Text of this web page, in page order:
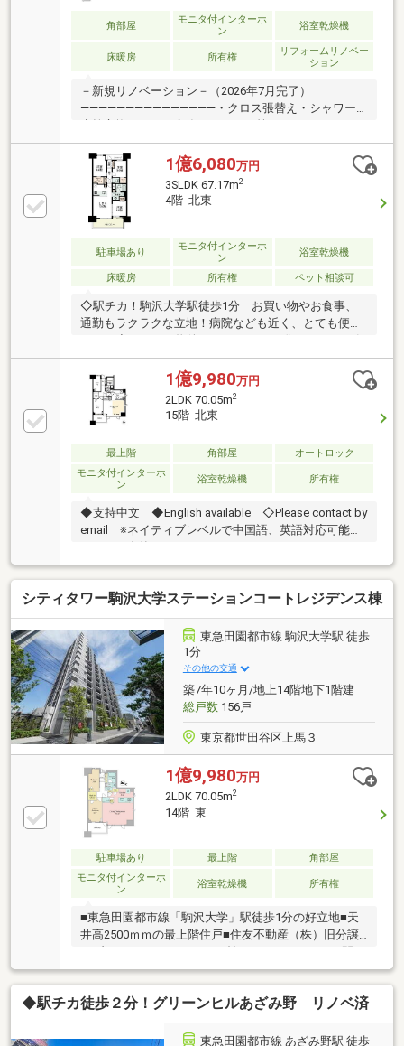
角部屋
モニタ付インターホ
ン
浴室乾燥機
床暖房 所有権
リフォームリノベー
ション
－新規リノベーション－（2026年7月完了）
―――――――――――――――・クロス張替え・シャワー
―――――――――――――――－物件の特徴－・ペット飼
育可（別途、細則有り）・住友不動産株式会社旧分
譲・大豊建設株式会社施工・オートロック・宅配ボッ
クス
1億6,080万円
3SLDK 67.17m2
4階 北東
駐車場あり
モニタ付インターホ
ン
浴室乾燥機
床暖房 所有権 ペット相談可
◇駅チカ！駒沢大学駅徒歩1分 お買い物やお食事、
通勤もラクラクな立地！病院なども近く、とても便利
にお住まいいただけます。 バルコニーにはお子さま
のプールやペットの足洗い場としても利用可能な水栓
がございます！◇安心セキュリティ等 ダブルオート
ロックやハンズフリーキー、24時間オンラインセキュ
リティシステム、耐震ドアなど◇徒歩1分で傘要ら
ております。◆見学予約は24時間受付の【資料請求(無
料)】までどうぞ！ お急ぎの方は【電話で問い合わせ
1億9,980万円
2LDK 70.05m2
15階 北東
最上階 角部屋
オートロック
モニタ付インターホ
ン
浴室乾燥機 所有権
◆支持中文 ◆English available ◇Please contact by
email ※ネイティブレベルで中国語、英語対応可能な
シティタワー駒沢大学ステーションコートレジデンス棟
東急田園都市線 駒沢大学駅 徒歩
1分
その他の交通
築7年10ヶ月/地上14階地下1階建
総戸数156戸
東京都世田谷区上馬３
1億9,980万円
2LDK 70.05m2
14階 東
駐車場あり 最上階
角部屋
モニタ付インターホ
ン
浴室乾燥機 所有権
■東急田園都市線「駒沢大学」駅徒歩1分の好立地■天
井高2500ｍｍの最上階住戸■住友不動産（株）旧分譲
部が広く明るく解放的■LDKと洋室が分かれた、メリハ
リのある住空間■6.5帖の洋室にはWICがあり収納豊富■
食器洗浄機・浄水器・ディスポーザー・浴室乾燥機付
き～ライフインフォメーション～・マルエツ 真中
店 徒歩3分（約220ｍ）・オオゼキ 野沢店 徒歩4
◆駅チカ徒歩２分！グリーンヒルあざみ野 リノベ済
東急田園都市線 あざみ野駅 徒歩